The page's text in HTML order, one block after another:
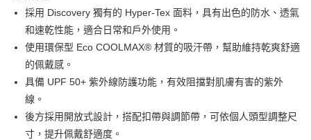
Apple Pay
運送方式
全家取貨付款<未取貨列黑名單/不支援離島取退>
每筆NT$60，滿NT$990(含以上)免運費
全家取貨<未取貨列黑名單/不支援離島取退>
每筆NT$60，滿NT$990(含以上)免運費
採用 Discovery 獨有的 Hyper-Tex 面料，具有出色的防水、透氣
和速乾性能，適合日常和戶外使用。
使用環保型 Eco COOLMAX® 材質的吸汗帶，幫助維持乾爽舒適
的佩戴感。
具備 UPF 50+ 紫外線防護功能，有效阻擋對肌膚有害的紫外
線。
後方採用開放式設計，搭配扣帶與調節帶，可依個人頭型調整尺
寸，提升佩戴舒適度。